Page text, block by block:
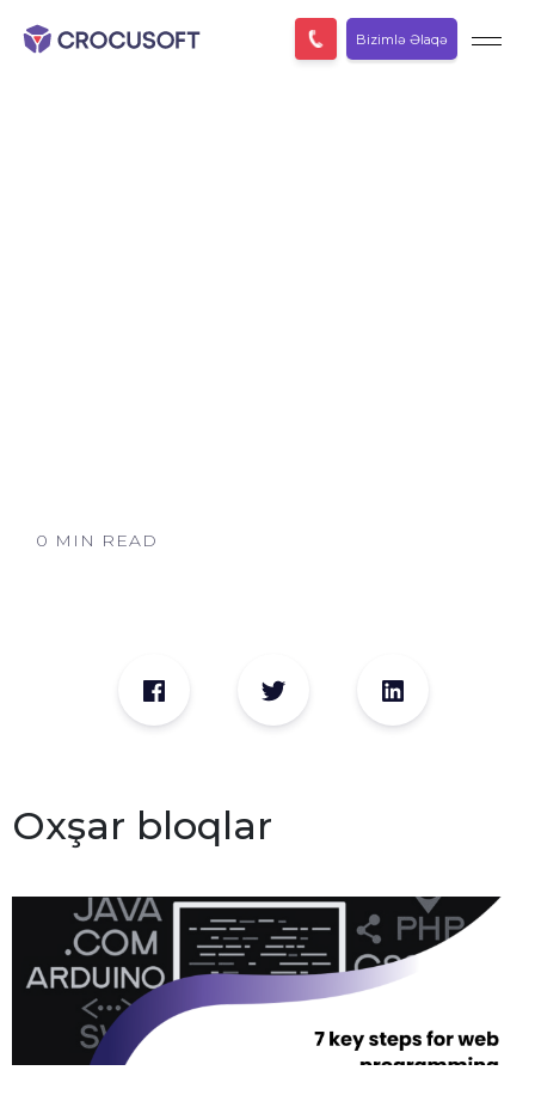
Bizimlə Əlaqə
0 MIN READ
Oxşar bloqlar